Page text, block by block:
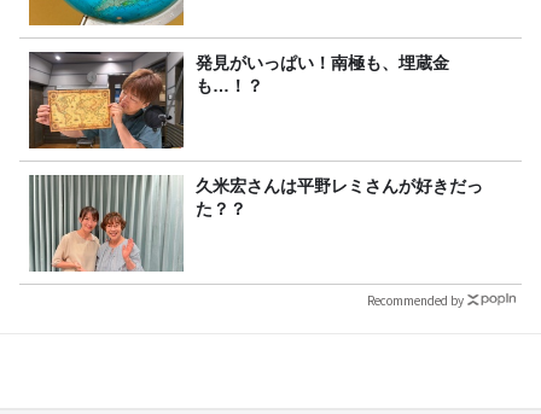
発見がいっぱい！南極も、埋蔵金
も…！？
久米宏さんは平野レミさんが好きだっ
た？？
Recommended by